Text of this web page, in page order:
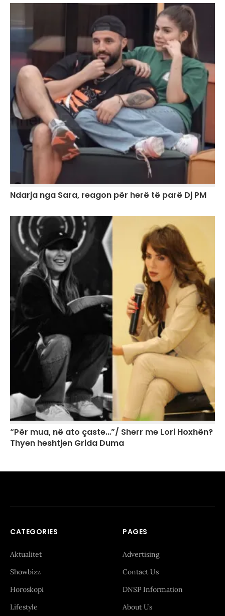
Ndarja nga Sara, reagon për herë të parë Dj PM
“Për mua, në ato çaste…”/ Sherr me Lori Hoxhën?
Thyen heshtjen Grida Duma
CATEGORIES
Aktualitet
Showbizz
Horoskopi
Lifestyle
PAGES
Advertising
Contact Us
DNSP Information
About Us